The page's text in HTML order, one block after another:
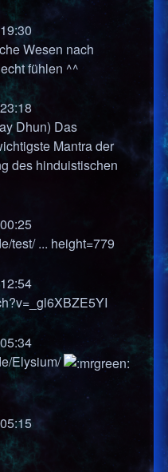
Wesen nach
fühlen ^^
Dhun) Das
Mantra der
des hinduistischen
test/ ... height=779
Elysium/